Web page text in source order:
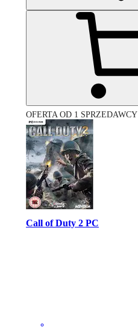
OFERTA OD 1 SPRZEDAWCY
Call of Duty 2 PC